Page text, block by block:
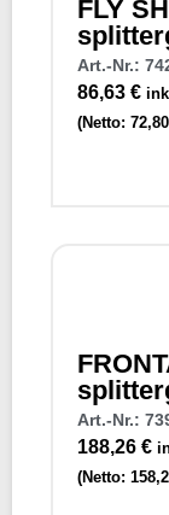
FLY
Art.-Nr.:
86,63 €
(Netto: 72,80
Art.-Nr.:
188,26 €
(Netto: